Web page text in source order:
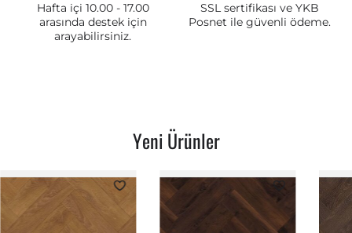
Hafta içi 10.00 - 17.00
arasında destek için
arayabilirsiniz.
SSL sertifikası ve YKB
Posnet ile güvenli ödeme.
Yeni Ürünler